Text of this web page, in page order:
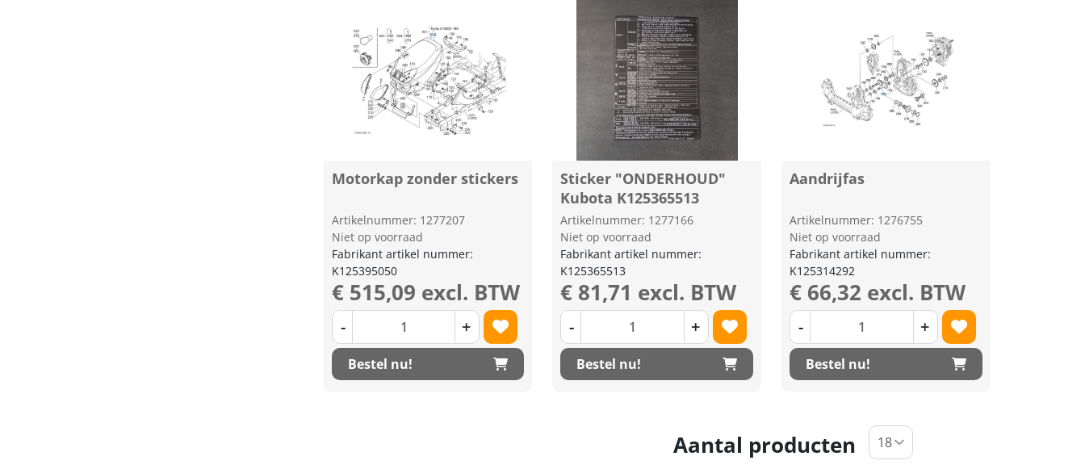
Motorkap zonder stickers
Artikelnummer: 1277207
Niet op voorraad
Fabrikant artikel nummer:
K125395050
€ 515,09 excl. BTW
- +
Bestel nu!
Sticker "ONDERHOUD"
Kubota K125365513
Artikelnummer: 1277166
Niet op voorraad
Fabrikant artikel nummer:
K125365513
€ 81,71 excl. BTW
- +
Bestel nu!
Aandrijfas
Artikelnummer: 1276755
Niet op voorraad
Fabrikant artikel nummer:
K125314292
€ 66,32 excl. BTW
- +
Bestel nu!
Aantal producten